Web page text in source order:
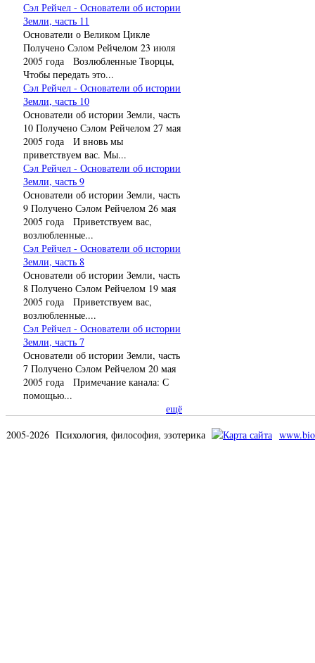
Сэл Рейчел - Основатели об истории
Земли, часть 11
Основатели о Великом Цикле
Получено Сэлом Рейчелом 23 июля
2005 года Возлюбленные Творцы,
Чтобы передать это...
Сэл Рейчел - Основатели об истории
Земли, часть 10
Основатели об истории Земли, часть
10 Получено Сэлом Рейчелом 27 мая
2005 года И вновь мы
приветствуем вас. Мы...
Сэл Рейчел - Основатели об истории
Земли, часть 9
Основатели об истории Земли, часть
9 Получено Сэлом Рейчелом 26 мая
2005 года Приветствуем вас,
возлюбленные...
Сэл Рейчел - Основатели об истории
Земли, часть 8
Основатели об истории Земли, часть
8 Получено Сэлом Рейчелом 19 мая
2005 года Приветствуем вас,
возлюбленные....
Сэл Рейчел - Основатели об истории
Земли, часть 7
Основатели об истории Земли, часть
7 Получено Сэлом Рейчелом 20 мая
2005 года Примечание канала: С
помощью...
ещё
2005-2026 Психология, философия, эзотерика